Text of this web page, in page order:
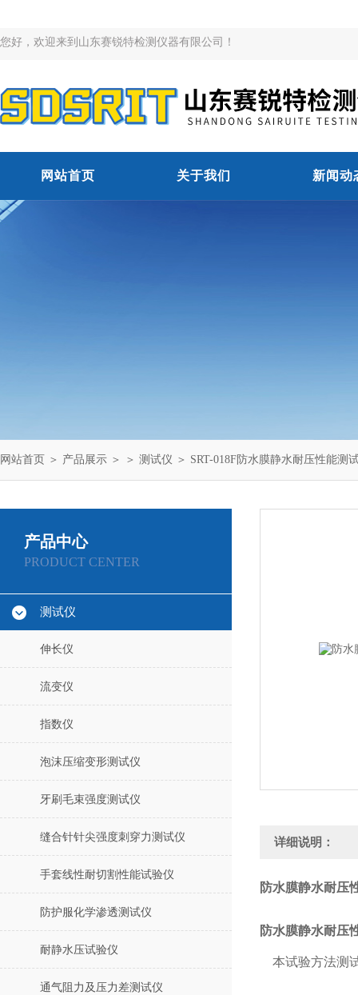
您好，欢迎来到山东赛锐特检测仪器有限公司！
网站首页 关于我们 新闻动
网站首页 ＞ 产品展示 ＞ ＞ 测试仪 ＞ SRT-018F防水膜静水耐压性能测
产品中心
PRODUCT CENTER
测试仪
伸长仪
流变仪
指数仪
泡沫压缩变形测试仪
牙刷毛束强度测试仪
缝合针针尖强度刺穿力测试仪
手套线性耐切割性能试验仪
防护服化学渗透测试仪
耐静水压试验仪
通气阻力及压力差测试仪
详细说明：
防水膜静水耐压
防水膜静水耐压
本试验方法测